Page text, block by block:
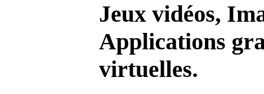
Jeux vidéos,
Applications
virtuelles.